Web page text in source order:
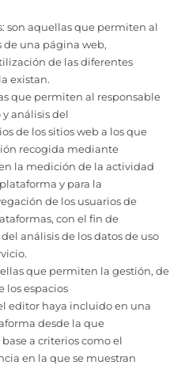
son aquellas que permiten al
de una página web,
de las diferentes
existan.
que permiten al responsable
análisis del
de los sitios web a los que
recogida mediante
la medición de la actividad
y para la
de los usuarios de
con el fin de
análisis de los datos de uso
que permiten la gestión, de
los espacios
editor haya incluido en una
desde la que
a criterios como el
en la que se muestran